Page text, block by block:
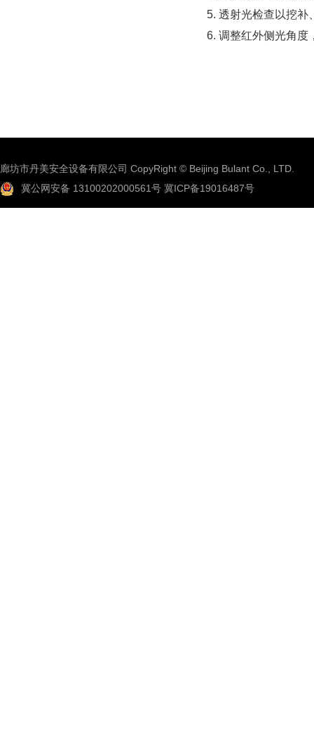
透射光检查以挖补
调整红外侧光角度
廊坊市丹美安全设备有限公司 CopyRight © Beijing Bulant Co., LTD.
冀公网安备 13100202000561号 冀ICP备19016487号